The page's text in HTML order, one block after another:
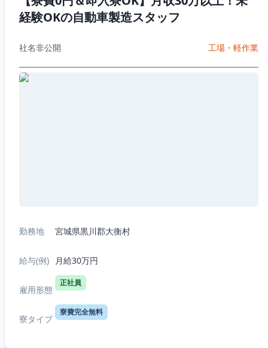
経験OKの自動車製造スタッフ
社名非公開 工場・軽作業
勤務地 宮城県黒川郡大衡村
給与(例) 月給30万円
雇用形態
正社員
寮タイプ
寮費完全無料